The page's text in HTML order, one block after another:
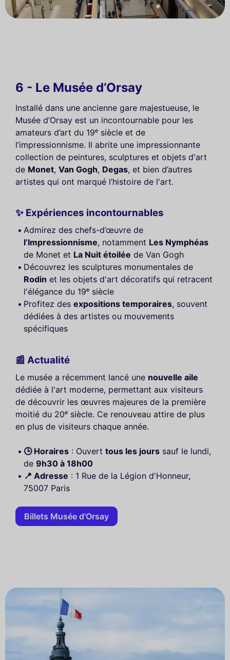
6 - Le Musée d’Orsay
Installé dans une ancienne gare majestueuse, le
Musée d’Orsay est un incontournable pour les
amateurs d’art du 19ᵉ siècle et de
l’impressionnisme. Il abrite une impressionnante
collection de peintures, sculptures et objets d'art
de Monet, Van Gogh, Degas, et bien d’autres
artistes qui ont marqué l’histoire de l'art.
✨ Expériences incontournables
Admirez des chefs-d’œuvre de
l’Impressionnisme, notamment Les Nymphéas
de Monet et La Nuit étoilée de Van Gogh
Découvrez les sculptures monumentales de
Rodin et les objets d'art décoratifs qui retracent
l'élégance du 19ᵉ siècle
Profitez des expositions temporaires, souvent
dédiées à des artistes ou mouvements
spécifiques
📰 Actualité
Le musée a récemment lancé une nouvelle aile
dédiée à l'art moderne, permettant aux visiteurs
de découvrir les œuvres majeures de la première
moitié du 20ᵉ siècle. Ce renouveau attire de plus
en plus de visiteurs chaque année.
🕒 Horaires : Ouvert tous les jours sauf le lundi,
de 9h30 à 18h00
📍 Adresse : 1 Rue de la Légion d'Honneur,
75007 Paris
Billets Musée d'Orsay